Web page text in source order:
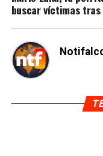
buscar víctimas